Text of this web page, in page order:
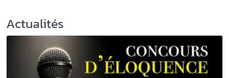
Actualités